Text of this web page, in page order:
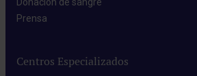
Donación de sangre​
Prensa​
Centros Especializados